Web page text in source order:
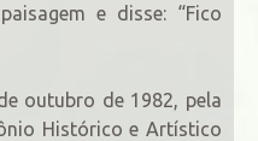
e disse: “Fico
outubro de 1982, pela
Histórico e Artístico